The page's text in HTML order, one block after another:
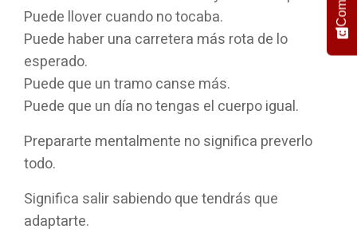
Puede llover cuando no tocaba.
Puede haber una carretera más rota de lo
esperado.
Puede que un tramo canse más.
Puede que un día no tengas el cuerpo igual.
Prepararte mentalmente no significa preverlo
todo.
Significa salir sabiendo que tendrás que
adaptarte.